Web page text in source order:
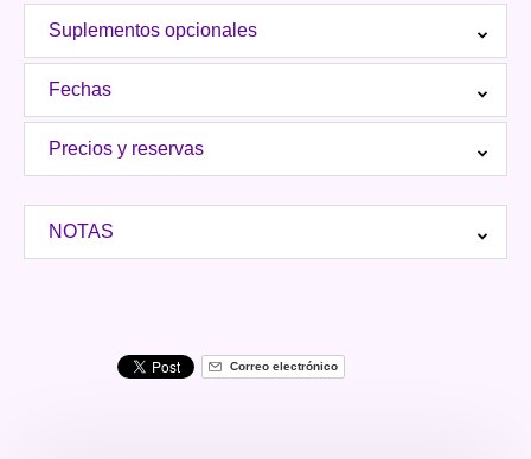
Suplementos opcionales
Fechas
Precios y reservas
NOTAS
Correo electrónico